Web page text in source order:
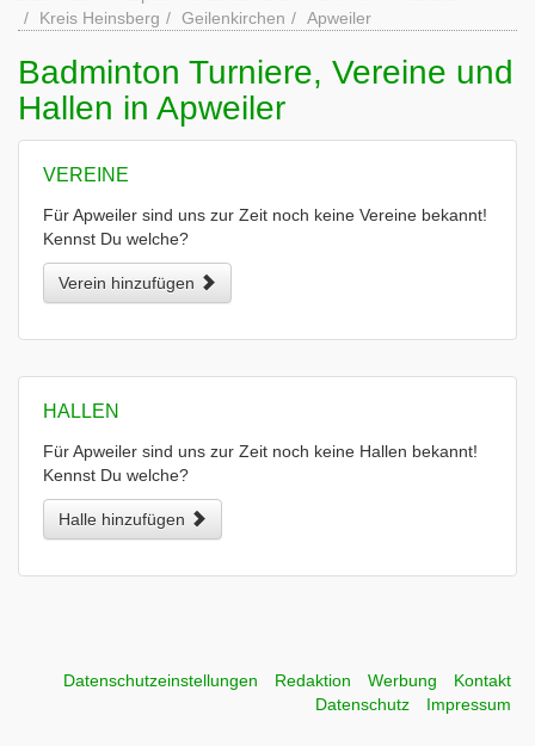
Kreis Heinsberg
Geilenkirchen Apweiler
Badminton Turniere, Vereine und
Hallen in Apweiler
VEREINE
Für Apweiler sind uns zur Zeit noch keine Vereine bekannt!
Kennst Du welche?
Verein hinzufügen
HALLEN
Für Apweiler sind uns zur Zeit noch keine Hallen bekannt!
Kennst Du welche?
Halle hinzufügen
Datenschutzeinstellungen Redaktion Werbung
Kontakt
Datenschutz
Impressum